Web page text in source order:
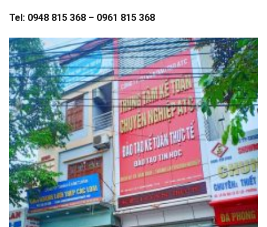
Tel: 0948 815 368 – 0961 815 368